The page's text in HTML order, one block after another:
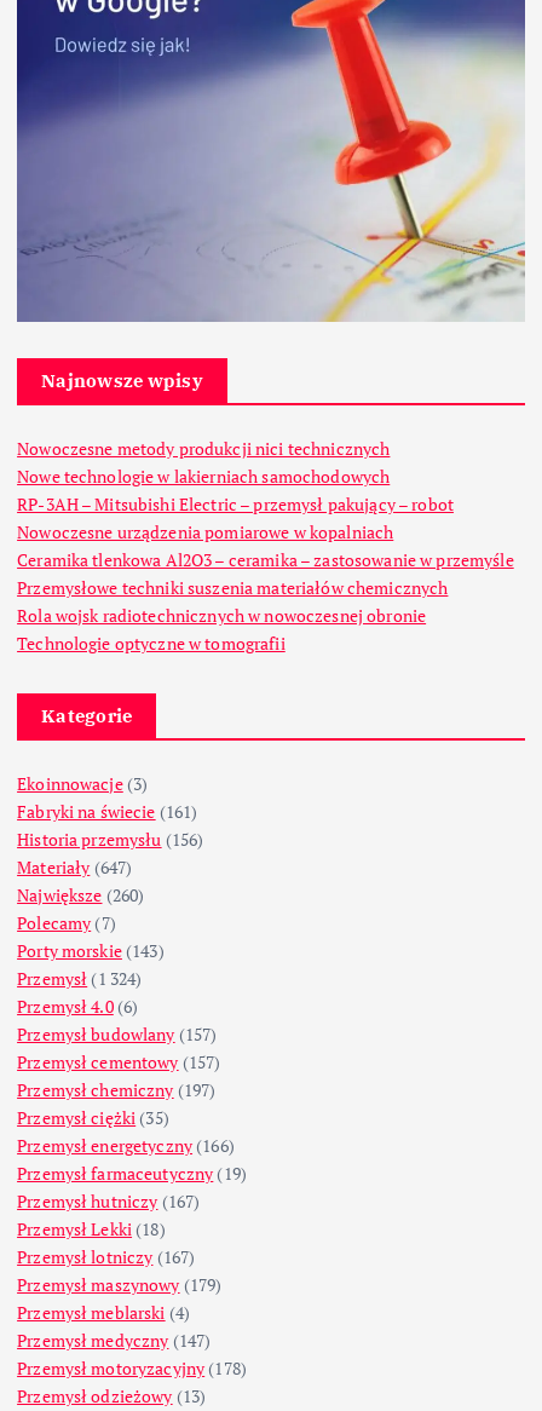
Najnowsze wpisy
Nowoczesne metody produkcji nici technicznych
Nowe technologie w lakierniach samochodowych
RP-3AH – Mitsubishi Electric – przemysł pakujący – robot
Nowoczesne urządzenia pomiarowe w kopalniach
Ceramika tlenkowa Al2O3 – ceramika – zastosowanie w przemyśle
Przemysłowe techniki suszenia materiałów chemicznych
Rola wojsk radiotechnicznych w nowoczesnej obronie
Technologie optyczne w tomografii
Kategorie
Ekoinnowacje(3)
Fabryki na świecie (161)
Historia przemysłu (156)
Materiały (647)
Największe (260)
Polecamy (7)
Porty morskie(143)
Przemysł (1 324)
Przemysł 4.0(6)
Przemysł budowlany (157)
Przemysł cementowy (157)
Przemysł chemiczny (197)
Przemysł ciężki (35)
Przemysł energetyczny (166)
Przemysł farmaceutyczny (19)
Przemysł hutniczy (167)
Przemysł Lekki (18)
Przemysł lotniczy (167)
Przemysł maszynowy (179)
Przemysł meblarski (4)
Przemysł medyczny (147)
Przemysł motoryzacyjny (178)
Przemysł odzieżowy (13)